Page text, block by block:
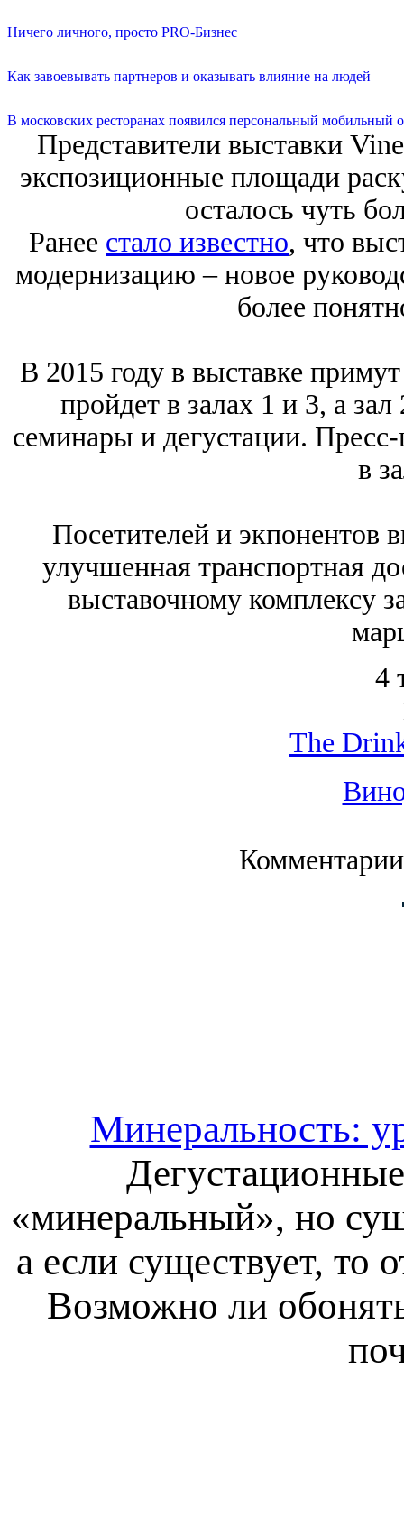
Ничего личного, просто PRO-Бизнес
Как завоевывать партнеров и оказывать влияние на людей
В московских ресторанах появился персональный мобильный
Представители выставки
экспозиционные площади
осталось чуть
Ранее стало известно, что
модернизацию – новое
более
В 2015 году в выставке
пройдет в залах 1 и 3, а
семинары и дегустации.
в
Посетителей и экпонентов
улучшенная транспортная
выставочному комплексу
4
The
Минеральность:
«минеральный», но
а если существует, то
Возможно ли